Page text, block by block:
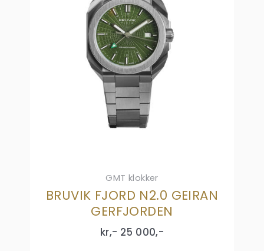
GMT klokker
BRUVIK FJORD N2.0 GEIRAN
GERFJORDEN
kr,- 25 000,-